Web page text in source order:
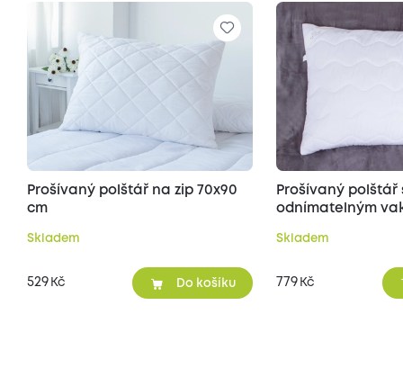
Prošívaný polštář na zip 70x90
cm
Skladem
529 Kč Do košíku
Prošívaný polštář
odnímatelným
Skladem
779 Kč